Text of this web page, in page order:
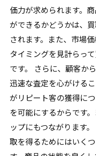
価力が求められます。
ができるかどうかは、
されます。また、市場
タイミングを見計らっ
です。 さらに、顧客か
迅速な査定を心がける
がリピート客の獲得に
を可能にするからです
ップにもつながります
取を得るためにはいく